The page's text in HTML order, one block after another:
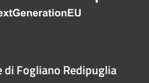
di Fogliano Redipuglia